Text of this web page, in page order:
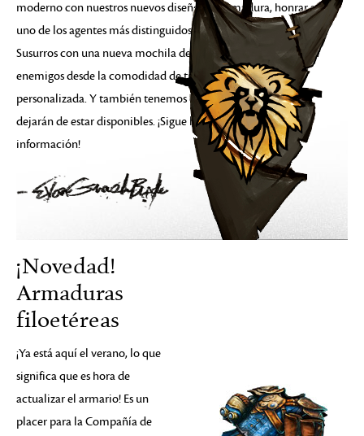
moderno con nuestros nuevos diseños de armadura, honrar a
uno de los agentes más distinguidos de la Orden de los
Susurros con una nueva mochila de peluche y aplastar a tus
enemigos desde la comodidad de tu propia arena
personalizada. Y también tenemos objetos que pronto
dejarán de estar disponibles. ¡Sigue leyendo para más
información!
¡Novedad!
Armaduras
filoetéreas
¡Ya está aquí el verano, lo que
significa que es hora de
actualizar el armario! Es un
placer para la Compañía de